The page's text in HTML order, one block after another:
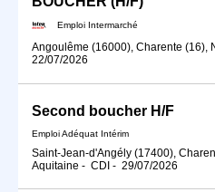
Emploi Intermarché
Angoulême (16000), Charente (16),
22/07/2026
Second boucher H/F
Emploi Adéquat Intérim
Saint-Jean-d'Angély (17400),
Aquitaine - CDI - 29/07/2026